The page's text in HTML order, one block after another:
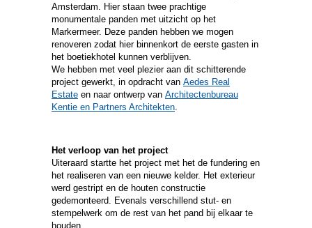
Amsterdam. Hier staan twee prachtige
monumentale panden met uitzicht op het
Markermeer. Deze panden hebben we mogen
renoveren zodat hier binnenkort de eerste gasten in
het boetiekhotel kunnen verblijven.
We hebben met veel plezier aan dit schitterende
project gewerkt, in opdracht van Aedes Real
Estate en naar ontwerp van Architectenbureau
Kentie en Partners Architekten
Het verloop van het project
Uiteraard startte het project met het de fundering en
het realiseren van een nieuwe kelder. Het exterieur
werd gestript en de houten constructie
gedemonteerd. Evenals verschillend stut- en
stempelwerk om de rest van het pand bij elkaar te
houden.